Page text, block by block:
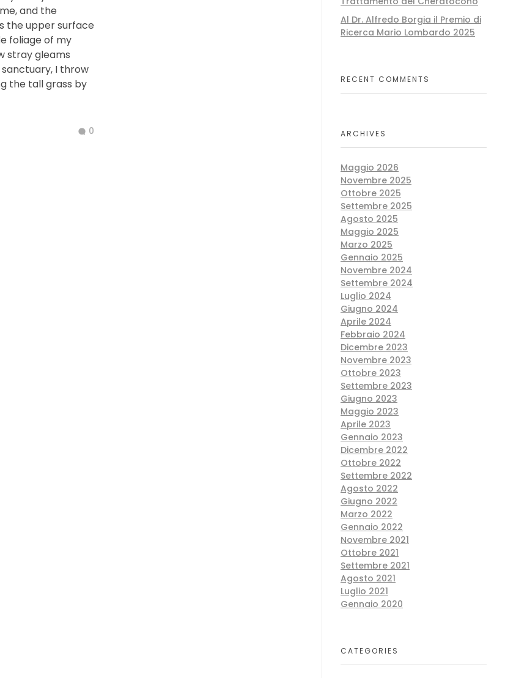
and the
the upper surface
foliage of my
stray gleams
I throw
the tall grass by
0
Al Dr. Alfredo Borgia il Premio di
Ricerca Mario Lombardo 2025
RECENT COMMENTS
ARCHIVES
Maggio 2026
Novembre 2025
Ottobre 2025
Settembre 2025
Agosto 2025
Maggio 2025
Marzo 2025
Gennaio 2025
Novembre 2024
Settembre 2024
Luglio 2024
Giugno 2024
Aprile 2024
Febbraio 2024
Dicembre 2023
Novembre 2023
Ottobre 2023
Settembre 2023
Giugno 2023
Maggio 2023
Aprile 2023
Gennaio 2023
Dicembre 2022
Ottobre 2022
Settembre 2022
Agosto 2022
Giugno 2022
Marzo 2022
Gennaio 2022
Novembre 2021
Ottobre 2021
Settembre 2021
Agosto 2021
Luglio 2021
Gennaio 2020
CATEGORIES